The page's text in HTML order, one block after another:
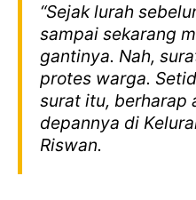
“Sejak lurah
sampai sekarang
gantinya. Nah,
protes warga.
surat itu, berharap
depannya di
Riswan.